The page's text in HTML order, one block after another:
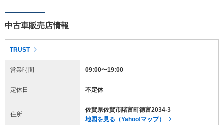
中古車販売店情報
TRUST
営業時間 09:00〜19:00
定休日 不定休
住所
佐賀県佐賀市諸富町徳富2034-3
地図を見る（Yahoo!マップ）